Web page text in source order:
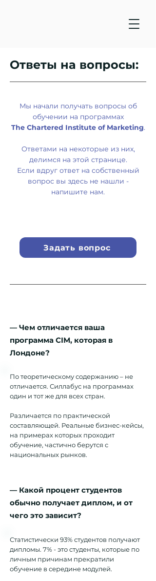
Ответы на вопросы:
Мы начали получать вопросы об
обучении на программах
The Chartered Institute of Marketing.
Ответами на некоторые из них,
делимся на этой странице.
Если вдруг ответ на собственный
вопрос вы здесь не нашли -
напишите нам.
Задать вопрос
— Чем отличается ваша
программа СIМ, которая в
Лондоне?
По теоретическому содержанию – не
отличается. Силлабус на программах
один и тот же для всех стран.
Различается по практической
составляющей. Реальные бизнес-кейсы,
на примерах которых проходит
обучение, частично берутся с
национальных рынков.
— Какой процент студентов
обычно получает диплом, и от
чего это зависит?
Статистически 93% студентов получают
дипломы. 7% - это студенты, которые по
личным причинам прекратили
обучение в середине модулей.